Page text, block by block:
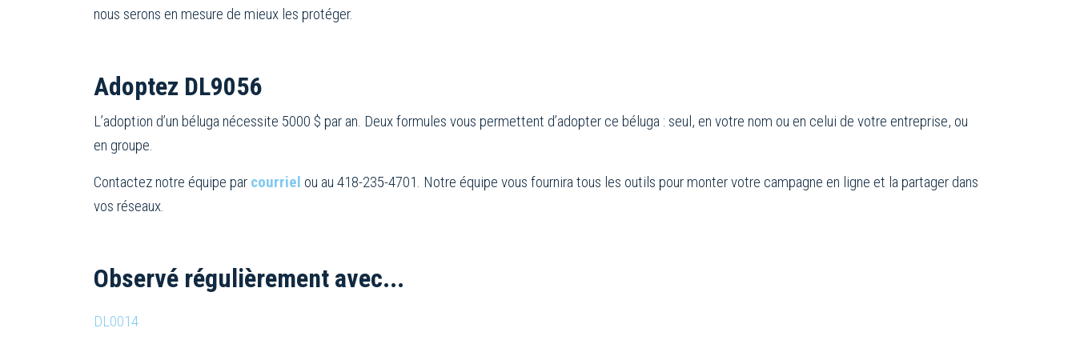
nous serons en mesure de mieux les protéger.
Adoptez DL9056
L’adoption d’un béluga nécessite 5000 $ par an. Deux formules vous permettent d’adopter ce béluga : seul, en votre nom ou en celui de votre entreprise, ou
en groupe.
Contactez notre équipe par courriel ou au 418-235-4701. Notre équipe vous fournira tous les outils pour monter votre campagne en ligne et la partager dans
vos réseaux.
Observé régulièrement avec...
DL0014